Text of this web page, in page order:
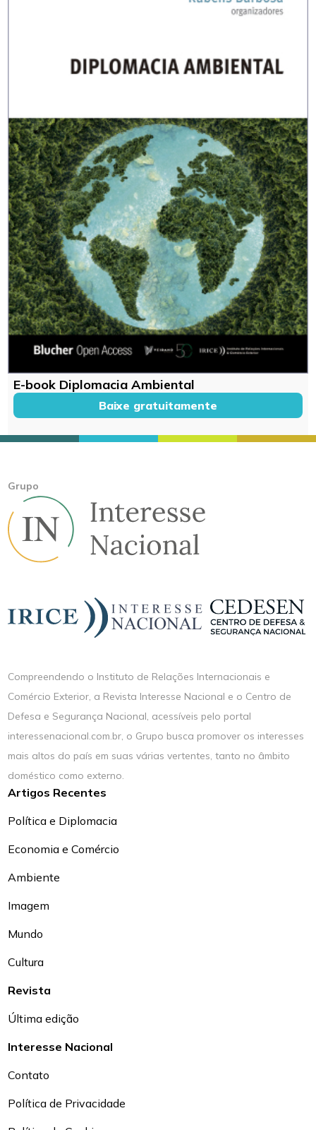
E-book Diplomacia Ambiental
Baixe gratuitamente
Grupo
Compreendendo o Instituto de Relações Internacionais e
Comércio Exterior, a Revista Interesse Nacional e o Centro de
Defesa e Segurança Nacional, acessíveis pelo portal
interessenacional.com.br, o Grupo busca promover os interesses
mais altos do país em suas várias vertentes, tanto no âmbito
doméstico como externo.
Artigos Recentes
Política e Diplomacia
Economia e Comércio
Ambiente
Imagem
Mundo
Cultura
Revista
Última edição
Interesse Nacional
Contato
Política de Privacidade